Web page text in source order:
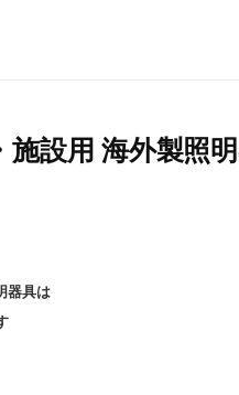
施設用 海外製照
器具は